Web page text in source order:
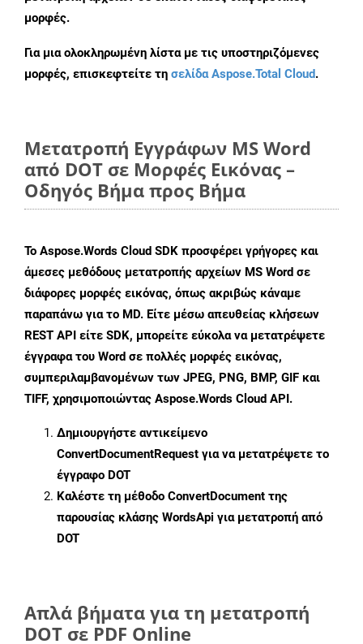
μορφές.
Για μια ολοκληρωμένη λίστα με τις υποστηριζόμενες
μορφές, επισκεφτείτε τη σελίδα Aspose.Total Cloud.
Μετατροπή Εγγράφων MS Word
από DOT σε Μορφές Εικόνας –
Οδηγός Βήμα προς Βήμα
Το Aspose.Words Cloud SDK προσφέρει γρήγορες και
άμεσες μεθόδους μετατροπής αρχείων MS Word σε
διάφορες μορφές εικόνας, όπως ακριβώς κάναμε
παραπάνω για το MD. Είτε μέσω απευθείας κλήσεων
REST API είτε SDK, μπορείτε εύκολα να μετατρέψετε
έγγραφα του Word σε πολλές μορφές εικόνας,
συμπεριλαμβανομένων των JPEG, PNG, BMP, GIF και
TIFF, χρησιμοποιώντας Aspose.Words Cloud API.
Δημιουργήστε αντικείμενο
ConvertDocumentRequest για να μετατρέψετε το
έγγραφο DOT
Καλέστε τη μέθοδο ConvertDocument της
παρουσίας κλάσης WordsApi για μετατροπή από
DOT
Απλά βήματα για τη μετατροπή
DOT σε PDF Online